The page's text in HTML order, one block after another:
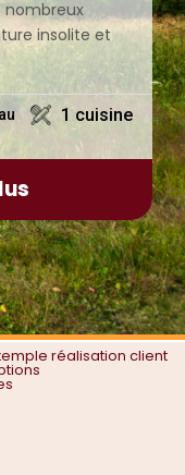
insolite et
1 cuisine
réalisation client